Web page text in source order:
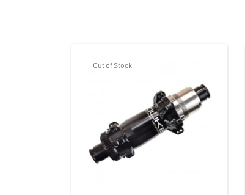
Out of Stock